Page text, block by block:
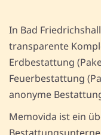
In Bad
transparente
Erdbestattung
Feuerbestattung
anonyme
Memovida ist ein